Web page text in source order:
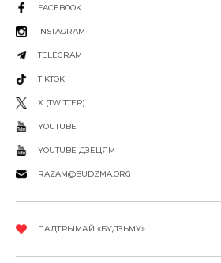
FACEBOOK
INSTAGRAM
TELEGRAM
TIKTOK
X (TWITTER)
YOUTUBE
YOUTUBE ДЗЕЦЯМ
RAZAM@BUDZMA.ORG
ПАДТРЫМАЙ «БУДЗЬМУ»